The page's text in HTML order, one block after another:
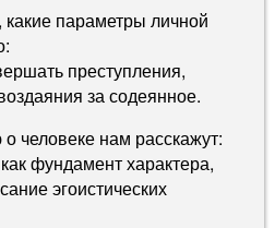
параметры личной
преступления,
за содеянное.
человеке нам расскажут:
фундамент характера,
эгоистических